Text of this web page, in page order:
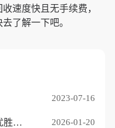
速度快且无手续费，
了解一下吧。
2023-07-16
沃尔玛礼品卡去哪回收？三种优胜途径推荐 2026-01-20